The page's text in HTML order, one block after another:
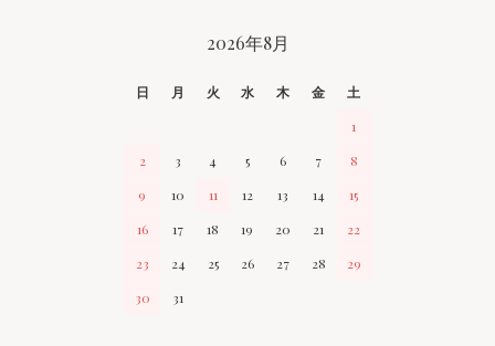
2026年8月
日 月 火 水 木 金
土
1
2
3 4 5 6 7
8
9
10 11 12 13 14
15
16
17 18 19 20 21
22
23
24 25 26 27 28
29
30
31